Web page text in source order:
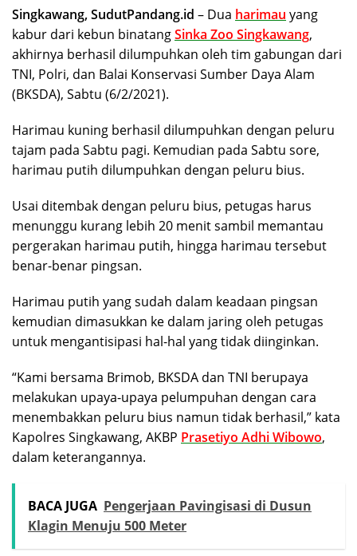
Singkawang, SudutPandang.id – Dua harimau yang
kabur dari kebun binatangSinka Zoo Singkawang,
akhirnya berhasil dilumpuhkan oleh tim gabungan dari
TNI, Polri, dan Balai Konservasi Sumber Daya Alam
(BKSDA), Sabtu (6/2/2021).
Harimau kuning berhasil dilumpuhkan dengan peluru
tajam pada Sabtu pagi. Kemudian pada Sabtu sore,
harimau putih dilumpuhkan dengan peluru bius.
Usai ditembak dengan peluru bius, petugas harus
menunggu kurang lebih 20 menit sambil memantau
pergerakan harimau putih, hingga harimau tersebut
benar-benar pingsan.
Harimau putih yang sudah dalam keadaan pingsan
kemudian dimasukkan ke dalam jaring oleh petugas
untuk mengantisipasi hal-hal yang tidak diinginkan.
“Kami bersama Brimob, BKSDA dan TNI berupaya
melakukan upaya-upaya pelumpuhan dengan cara
menembakkan peluru bius namun tidak berhasil,” kata
Kapolres Singkawang, AKBP Prasetiyo Adhi Wibowo,
dalam keterangannya.
BACA JUGA Pengerjaan Pavingisasi di Dusun
Klagin Menuju 500 Meter